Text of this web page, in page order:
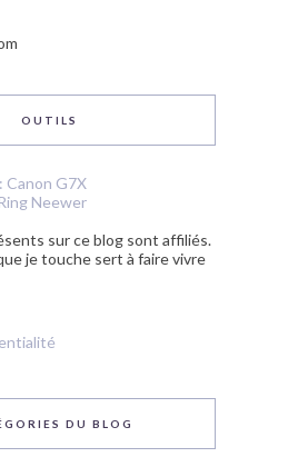
OUTILS
Canon G7X
Neewer
sur ce blog sont affiliés.
je touche sert à faire vivre
DU BLOG